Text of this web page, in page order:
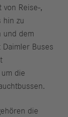
von Reise-,
hin zu
und dem
Buses
die
die